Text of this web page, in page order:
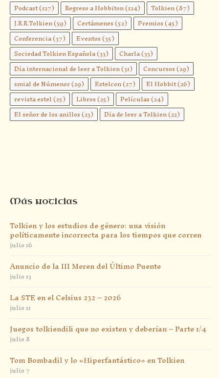
Podcast(127) Regreso a Hobbiton(124) Tolkien(87)
J.R.R.Tolkien(59) Certámenes(52) Premios(45)
Conferencia(37) Eventos(35)
Sociedad Tolkien Española(33) Charla(33)
Día internacional de leer a Tolkien(31) Concursos(29)
smial de Númenor(29) Estelcon(27) El Hobbit(26)
revista estel(25) Libros(25) Películas(24)
El señor de los anillos(23) Día de leer a Tolkien(22)
Más noticias
Tolkien y los estudios de género: una visión
políticamente incorrecta para los tiempos que corren
julio 16
Anuncio de la III Meren del Último Puente
julio 13
La STE en el Celsius 232 – 2026
julio 11
Juegos tolkiendili que no existen y deberían – Parte 1/4
julio 8
Tom Bombadil y lo «Hiperfantástico» en Tolkien
julio 7